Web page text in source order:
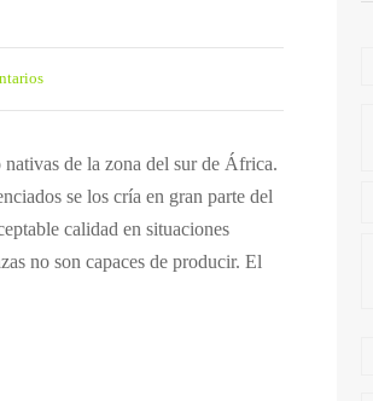
de la zona del sur de África.
se los cría en gran parte del
calidad en situaciones
no son capaces de producir. El